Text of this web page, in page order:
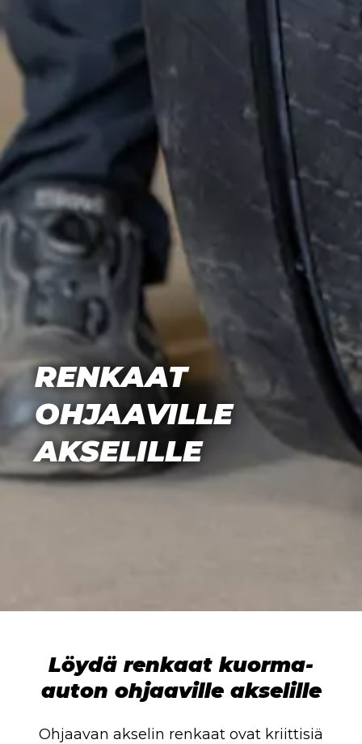
RENKAAT
OHJAAVILLE
AKSELILLE
Löydä renkaat kuorma-
auton ohjaaville akselille
Ohjaavan akselin renkaat ovat kriittisiä